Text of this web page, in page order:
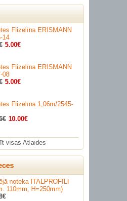
Flizelīna ERISMANN
14
5.00€
Flizelīna ERISMANN
08
5.00€
Flizelīna 1,06m/2545-
10.00€
visas Atlaides
noteka ITALPROFILI
110mm; H=250mm)